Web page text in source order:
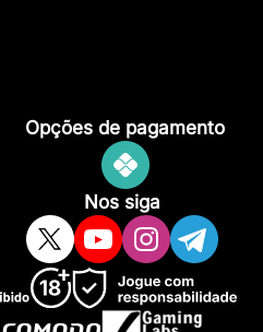
Opções de pagamento
Nos siga